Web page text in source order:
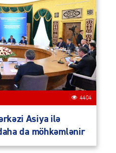
4404
Asiya ilə
da möhkəmlənir